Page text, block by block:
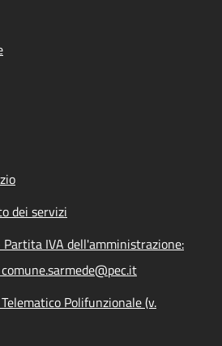
dei servizi
Partita IVA dell'amministrazione:
Polifunzionale (v.